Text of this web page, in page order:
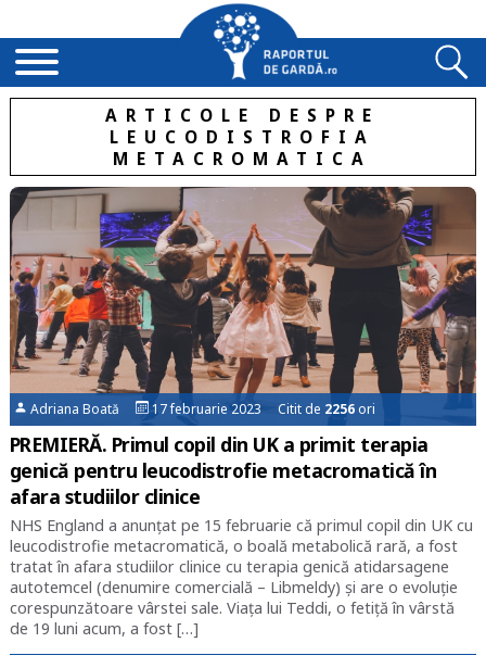
ARTICOLE DESPRE
LEUCODISTROFIA
METACROMATICA
Adriana Boată 17 februarie 2023 Citit de 2256 ori
PREMIERĂ. Primul copil din UK a primit terapia
genică pentru leucodistrofie metacromatică în
afara studiilor clinice
NHS England a anunțat pe 15 februarie că primul copil din UK cu
leucodistrofie metacromatică, o boală metabolică rară, a fost
tratat în afara studiilor clinice cu terapia genică atidarsagene
autotemcel (denumire comercială – Libmeldy) și are o evoluție
corespunzătoare vârstei sale. Viața lui Teddi, o fetiță în vârstă
de 19 luni acum, a fost […]